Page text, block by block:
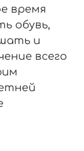
время
обувь,
и
всего